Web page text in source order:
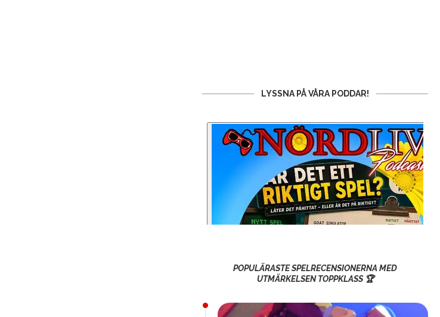
LYSSNA PÅ VÅRA PODDAR!
POPULÄRASTE SPELRECENSIONERNA MED
UTMÄRKELSEN TOPPKLASS 🏆